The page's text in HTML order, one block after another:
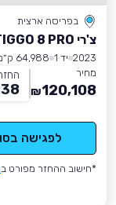
בפריסה ארצית
צ'רי TIGGO 8 PRO
2023 יד 1
64,988 ק״מ
מחיר
120,108
₪
לפגישה
*חישוב ההחזר מפורט ב